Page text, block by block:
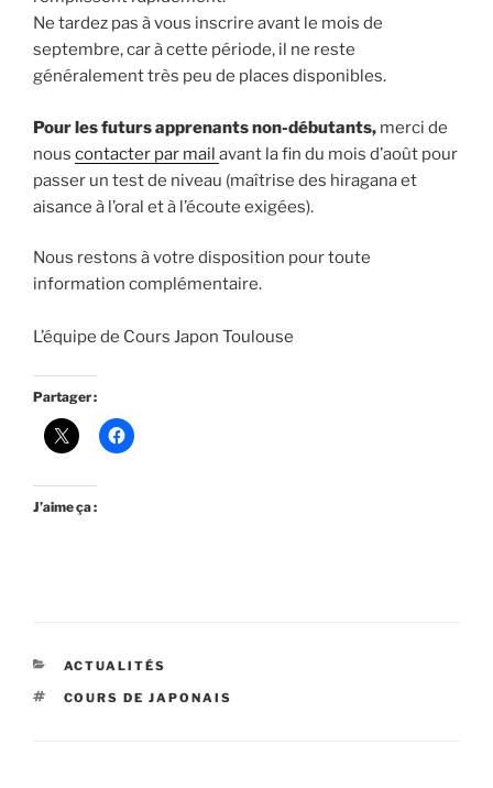
Ne tardez pas à vous inscrire avant le mois de
septembre, car à cette période, il ne reste
généralement très peu de places disponibles.
Pour les futurs apprenants non-débutants, merci de
nous contacter par mail avant la fin du mois d’août pour
passer un test de niveau (maîtrise des hiragana et
aisance à l’oral et à l’écoute exigées).
Nous restons à votre disposition pour toute
information complémentaire.
L’équipe de Cours Japon Toulouse
Partager :
J’aime ça :
CATÉGORIES
ACTUALITÉS
ÉTIQUETTES
COURS DE JAPONAIS